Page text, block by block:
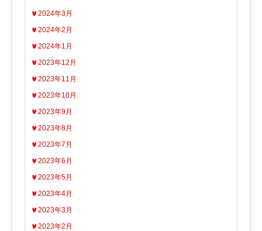
2024年3月
2024年2月
2024年1月
2023年12月
2023年11月
2023年10月
2023年9月
2023年8月
2023年7月
2023年6月
2023年5月
2023年4月
2023年3月
2023年2月